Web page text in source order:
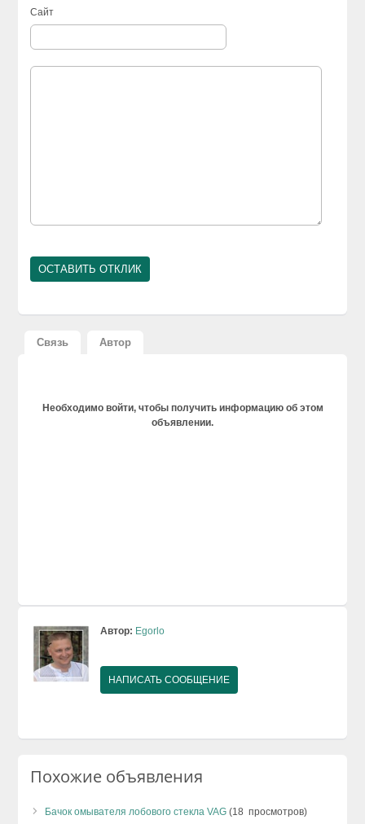
Сайт
Связь Автор
Необходимо войти, чтобы получить информацию об этом
объявлении.
Автор: Egorlo
НАПИСАТЬ СООБЩЕНИЕ
Похожие объявления
Бачок омывателя лобового стекла VAG (18 просмотров)